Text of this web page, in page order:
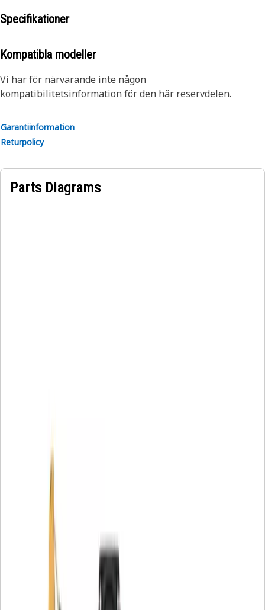
Specifikationer
Kompatibla modeller
Vi har för närvarande inte någon
kompatibilitetsinformation för den här reservdelen.
Garantiinformation
Returpolicy
Parts Diagrams